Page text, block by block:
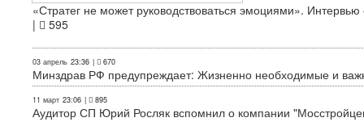
«Стратег не может руководствоваться эмоциями».
|
595
03 апрель 23:36 | 670
Минздрав РФ предупреждает: Жизненно необходимые и
11 март 23:06 | 895
Аудитор СП Юрий Росляк вспомнил о компании